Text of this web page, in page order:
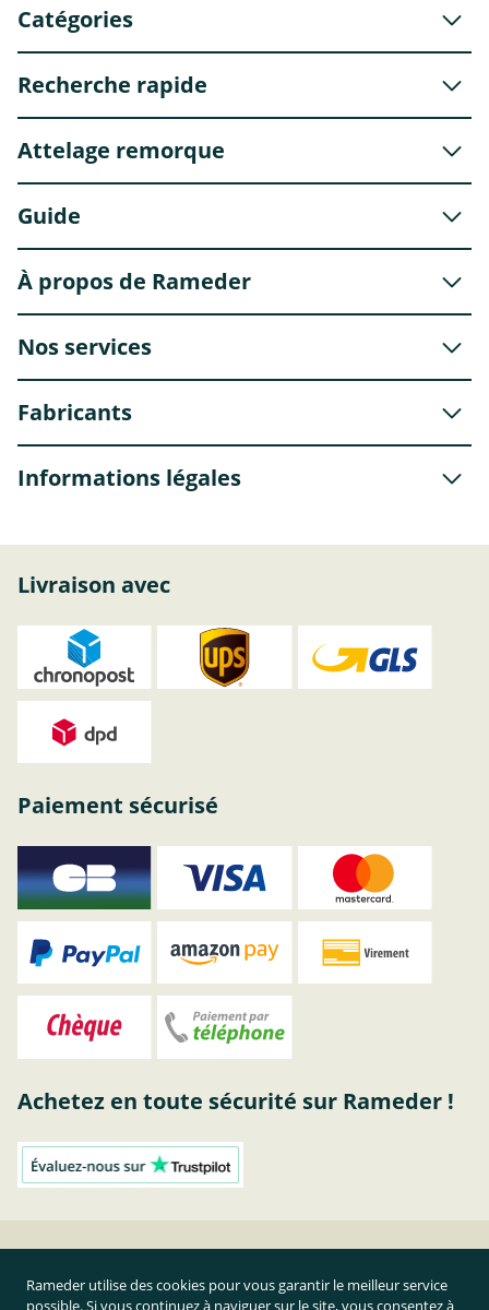
Catégories
Recherche rapide
Attelage remorque
Guide
À propos de Rameder
Nos services
Fabricants
Informations légales
Livraison avec
Paiement sécurisé
Achetez en toute sécurité sur Rameder !
Rameder utilise des cookies pour vous garantir le meilleur service
possible. Si vous continuez à naviguer sur le site, vous consentez à